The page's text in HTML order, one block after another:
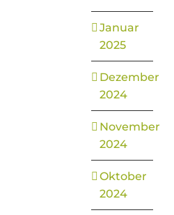
Januar
2025
Dezember
2024
November
2024
Oktober
2024